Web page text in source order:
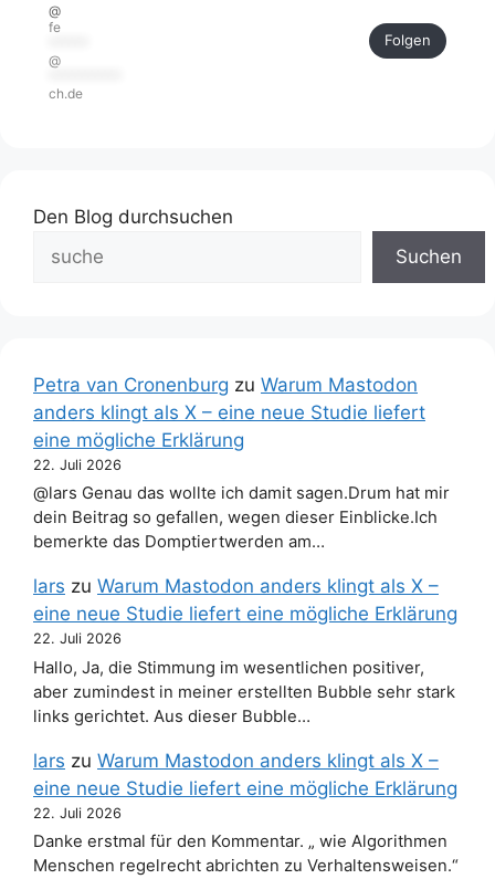
@
fe
@
ch.de
Folgen
Den Blog durchsuchen
Suchen
Petra van Cronenburg zu Warum Mastodon
anders klingt als X – eine neue Studie liefert
eine mögliche Erklärung
22. Juli 2026
@lars Genau das wollte ich damit sagen.Drum hat mir
dein Beitrag so gefallen, wegen dieser Einblicke.Ich
bemerkte das Domptiertwerden am…
lars zu Warum Mastodon anders klingt als X –
eine neue Studie liefert eine mögliche Erklärung
22. Juli 2026
Hallo, Ja, die Stimmung im wesentlichen positiver,
aber zumindest in meiner erstellten Bubble sehr stark
links gerichtet. Aus dieser Bubble…
lars zu Warum Mastodon anders klingt als X –
eine neue Studie liefert eine mögliche Erklärung
22. Juli 2026
Danke erstmal für den Kommentar. „ wie Algorithmen
Menschen regelrecht abrichten zu Verhaltensweisen.“